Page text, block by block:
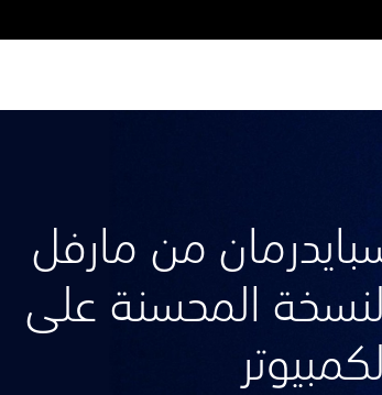
من مارفل
المحسنة على